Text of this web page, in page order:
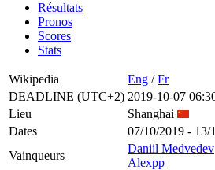
Résultats
Pronos
Scores
Stats
Wikipedia Eng /Fr
DEADLINE (UTC+2) 2019-10-07
Lieu
Shanghai
Dates
07/10/2019 - 13/
Vainqueurs
Daniil Medvedev
Alexpp